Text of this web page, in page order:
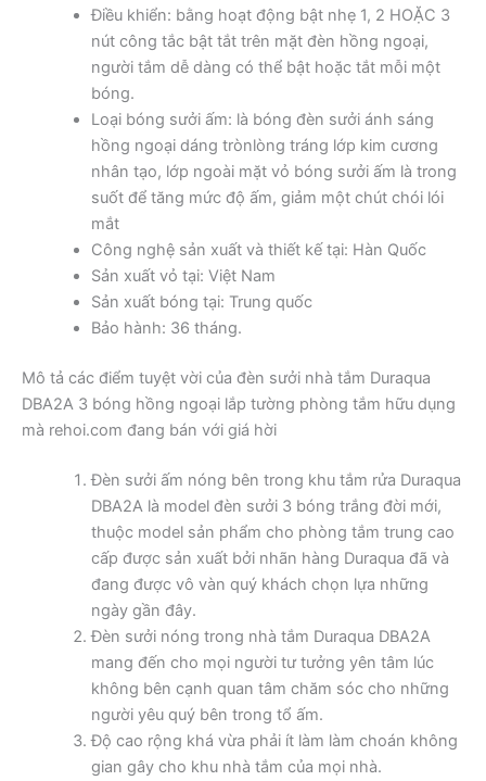
Điều khiển: bằng hoạt động bật nhẹ 1, 2 HOẶC 3
nút công tắc bật tắt trên mặt đèn hồng ngoại,
người tắm dễ dàng có thể bật hoặc tắt mỗi một
bóng.
Loại bóng sưởi ấm: là bóng đèn sưởi ánh sáng
hồng ngoại dáng trònlòng tráng lớp kim cương
nhân tạo, lớp ngoài mặt vỏ bóng sưởi ấm là trong
suốt để tăng mức độ ấm, giảm một chút chói lói
mắt
Công nghệ sản xuất và thiết kế tại: Hàn Quốc
Sản xuất vỏ tại: Việt Nam
Sản xuất bóng tại: Trung quốc
Bảo hành: 36 tháng.
Mô tả các điểm tuyệt vời của đèn sưởi nhà tắm Duraqua
DBA2A 3 bóng hồng ngoại lắp tường phòng tắm hữu dụng
mà rehoi.com đang bán với giá hời
Đèn sưởi ấm nóng bên trong khu tắm rửa Duraqua
DBA2A là model đèn sưởi 3 bóng trắng đời mới,
thuộc model sản phẩm cho phòng tắm trung cao
cấp được sản xuất bởi nhãn hàng Duraqua đã và
đang được vô vàn quý khách chọn lựa những
ngày gần đây.
Đèn sưởi nóng trong nhà tắm Duraqua DBA2A
mang đến cho mọi người tư tưởng yên tâm lúc
không bên cạnh quan tâm chăm sóc cho những
người yêu quý bên trong tổ ấm.
Độ cao rộng khá vừa phải ít làm làm choán không
gian gây cho khu nhà tắm của mọi nhà.